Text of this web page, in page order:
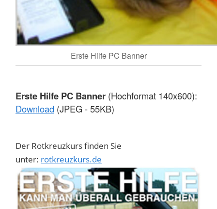
Erste Hilfe PC Banner
Erste Hilfe PC Banner (Hochformat 140x600):
Download (JPEG - 55KB)
Der Rotkreuzkurs finden Sie
unter: rotkreuzkurs.de